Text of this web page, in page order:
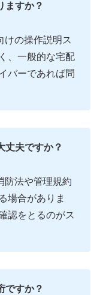
ますか？
けの操作説明ス
、一般的な宅配
バーであれば問
丈夫ですか？
防法や管理規約
場合がありま
認をとるのがス
ですか？